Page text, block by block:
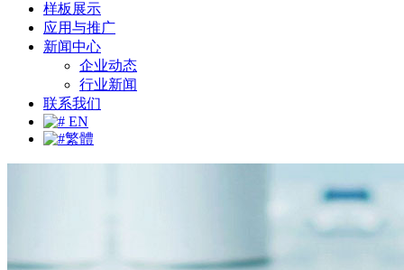
样板展示
应用与推广
新闻中心
企业动态
行业新闻
联系我们
EN
繁體